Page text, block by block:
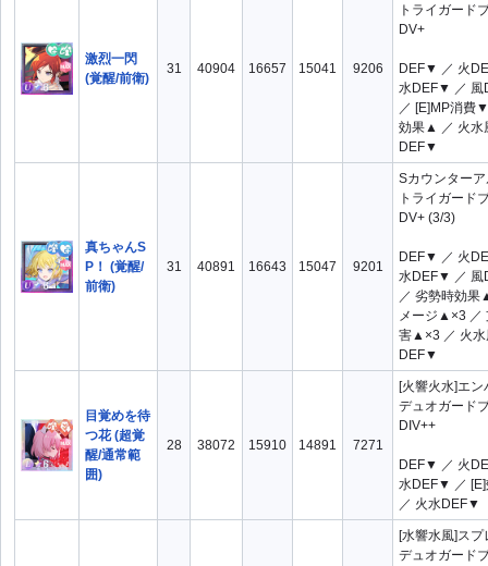
23 22
17 16
13
数
1～2 1～3
3
AIII AIII+
ALG+
激烈一閃
(覚醒/前衛)
31 40904 16657 15041 9206
トライガード
DV+
DEF▼ ／ 火
水DEF▼ ／
／ [E]MP消費
効果▲ ／ 火水
DEF▼
真ちゃんS
P！ (覚醒/
前衛)
31 40891 16643 15047 9201
Sカウンター
トライガード
DV+ (3/3)
DEF▼ ／ 火
水DEF▼ ／
／ 劣勢時効果
メージ▲×3 ／
害▲×3 ／ 火水
DEF▼
目覚めを待
つ花 (超覚
醒/通常範
囲)
28 38072 15910 14891 7271
[火響火水]エン
デュオガード
DIV++
DEF▼ ／ 火
水DEF▼ ／
／ 火水DEF▼
[水響水風]スプ
デュオガード